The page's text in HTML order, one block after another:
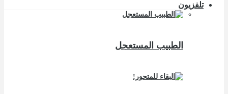
تلفزيون
الطبيب المستعجل